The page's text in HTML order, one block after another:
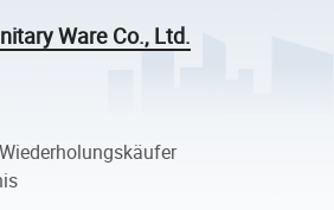
Ware Co., Ltd.